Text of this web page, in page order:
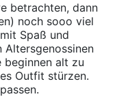
betrachten, dann
noch sooo viel
Spaß und
Altersgenossinen
beginnen alt zu
Outfit stürzen.